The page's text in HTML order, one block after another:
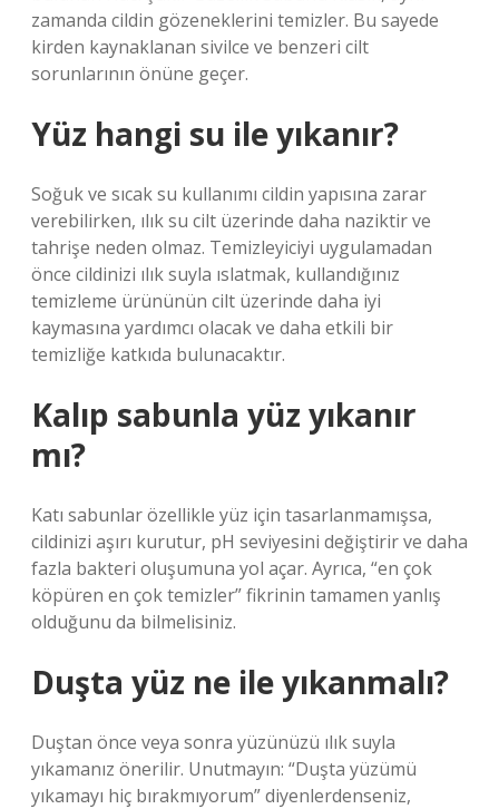
zamanda cildin gözeneklerini temizler. Bu sayede
kirden kaynaklanan sivilce ve benzeri cilt
sorunlarının önüne geçer.
Yüz hangi su ile yıkanır?
Soğuk ve sıcak su kullanımı cildin yapısına zarar
verebilirken, ılık su cilt üzerinde daha naziktir ve
tahrişe neden olmaz. Temizleyiciyi uygulamadan
önce cildinizi ılık suyla ıslatmak, kullandığınız
temizleme ürününün cilt üzerinde daha iyi
kaymasına yardımcı olacak ve daha etkili bir
temizliğe katkıda bulunacaktır.
Kalıp sabunla yüz yıkanır
mı?
Katı sabunlar özellikle yüz için tasarlanmamışsa,
cildinizi aşırı kurutur, pH seviyesini değiştirir ve daha
fazla bakteri oluşumuna yol açar. Ayrıca, “en çok
köpüren en çok temizler” fikrinin tamamen yanlış
olduğunu da bilmelisiniz.
Duşta yüz ne ile yıkanmalı?
Duştan önce veya sonra yüzünüzü ılık suyla
yıkamanız önerilir. Unutmayın: “Duşta yüzümü
yıkamayı hiç bırakmıyorum” diyenlerdenseniz,